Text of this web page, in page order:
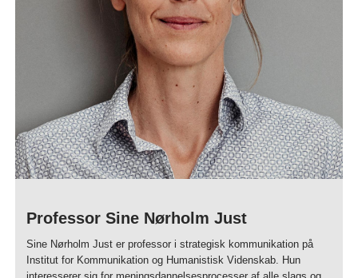
Professor Sine Nørholm Just
Sine Nørholm Just er professor i strategisk kommunikation på
Institut for Kommunikation og Humanistisk Videnskab. Hun